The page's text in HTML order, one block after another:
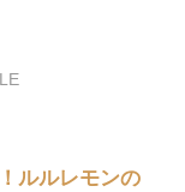
ルルレモンの